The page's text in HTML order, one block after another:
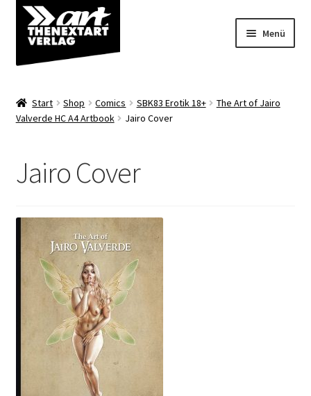
Zur
Navigation
springen
Zum
Inhalt
springen
Menü
Shop
Start Shop Comics SBK83 Erotik 18+
The Art of Jairo
Valverde HC A4 Artbook
Jairo Cover
Jairo Cover